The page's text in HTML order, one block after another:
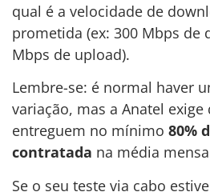
qual é a velocidade de
prometida (ex: 300 Mbps de
Mbps de upload).
Lembre-se: é normal haver
variação, mas a Anatel
entreguem no mínimo 80%
contratada na média
Se o seu teste via cabo